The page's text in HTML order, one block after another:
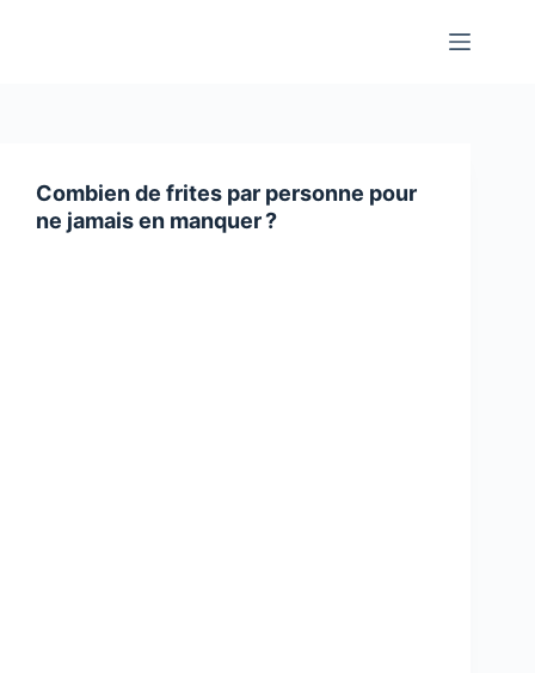
Combien de frites par personne pour
ne jamais en manquer ?